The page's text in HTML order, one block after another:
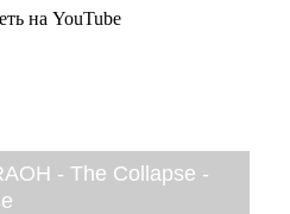
- The Collapse -